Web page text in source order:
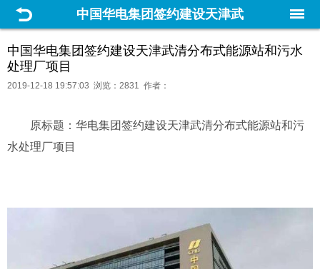
中国华电集团签约建设天津武
清分布式能源站和污水处理厂
中国华电集团签约建设天津武清分布式能源站和污水
处理厂项目
2019-12-18 19:57:03 浏览：2831 作者：
原标题：华电集团签约建设天津武清分布式能源站和污
水处理厂项目